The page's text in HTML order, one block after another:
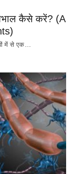
कैसे करें? (A
में से एक…